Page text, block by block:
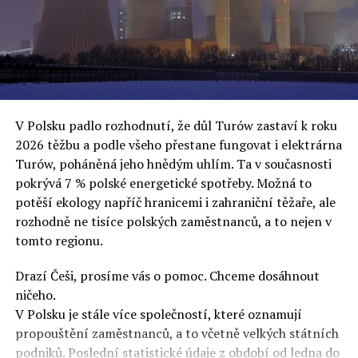
„Myslím, že je to cynické chování Donalda Tuska, který
oslovuje své voliče, bublinu šílenců, kteří mu všechno
uvěří a nebudou se ptát na podrobnosti,“ řekl Rafał
Ziemkiewicz, redaktor týdeníku Do Rzeczy a ironicky
dodal: „Když se nynějšímu vedení státního hřebčince
podařilo prodat na aukci 10 plemenných koní za 600
000 euro, bylo to provládními médii oslavované jako
velký úspěch. Za vlády PiS se 14 koní prodalo za 2,5
milionu euro, což bylo stejnou mediální partou
komentováno jako konec polského chovu koní. Ve vidění
kontrolorů činnosti PiS ale určitě šlo při prodeji koní o
praní peněz či jinou nelegální činnost.“
Tuskova čísla jsou ale ujetá i jinde, pokračoval
Ziemkiewicz. „Ve vládní aféře PiS kolem vydávání víz
Tusk tvrdil, že za vlády dnešní opozice se nelegálně
prodalo 600 000 víz do Polska. Byla na to dokonce
vytvořena parlamentní vyšetřovací komise, která přišla
ale pouze na to, že 220 víz do Polska bylo
V Polsku padlo rozhodnutí, že důl Turów zastaví k roku
2026 těžbu a podle všeho přestane fungovat i elektrárna
Turów, poháněná jeho hnědým uhlím. Ta v současnosti
pokrývá 7 % polské energetické spotřeby. Možná to
potěší ekology napříč hranicemi i zahraniční těžaře, ale
rozhodně ne tisíce polských zaměstnanců, a to nejen v
tomto regionu.
Drazí Češi, prosíme vás o pomoc. Chceme dosáhnout
ničeho.
V Polsku je stále více společností, které oznamují
propouštění zaměstnanců, a to včetně velkých státních
podniků. Poslední statistické údaje z období od ledna do